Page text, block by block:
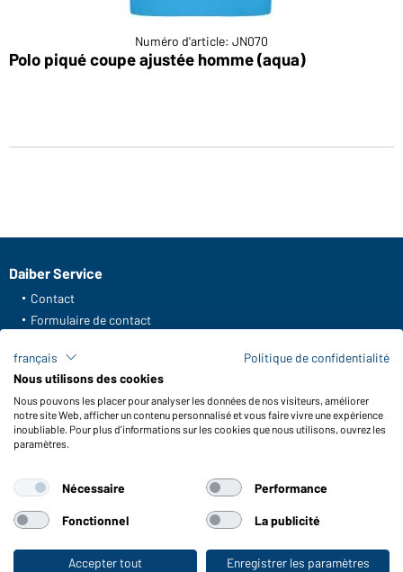
Vers la boutique pour particuliers
Numéro d'article: JN070
Polo piqué coupe ajustée homme (aqua)
Daiber Service
Contact
Formulaire de contact
FAQ / Manuel d' utilisation
Vérifier le stock
Reporting system according to whistleblower protection act
Fonctions et entretien
Conseils d'entretien
Tailles
Couleurs
français
Politique de confidentialité
Nous utilisons des cookies
Nous pouvons les placer pour analyser les données de nos visiteurs, améliorer
notre site Web, afficher un contenu personnalisé et vous faire vivre une expérience
inoubliable. Pour plus d'informations sur les cookies que nous utilisons, ouvrez les
paramètres.
Nécessaire Performance
Fonctionnel La publicité
Accepter tout Enregistrer les paramètres